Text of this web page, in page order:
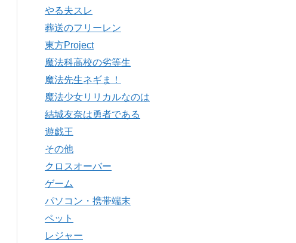
やる夫スレ
葬送のフリーレン
東方Project
魔法科高校の劣等生
魔法先生ネギま！
魔法少女リリカルなのは
結城友奈は勇者である
遊戯王
その他
クロスオーバー
ゲーム
パソコン・携帯端末
ペット
レジャー